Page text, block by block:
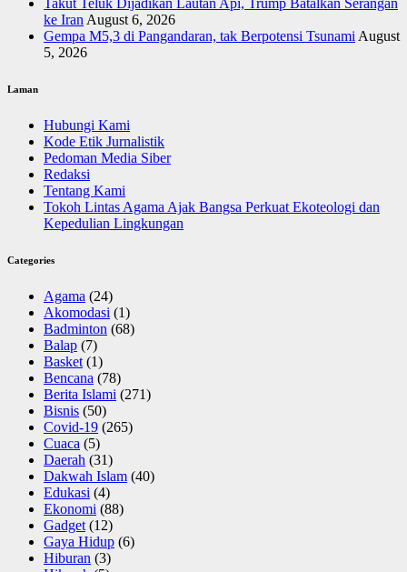
ke Iran August 6, 2026
Gempa M5,3 di Pangandaran, tak Berpotensi Tsunami August
5, 2026
Laman
Hubungi Kami
Kode Etik Jurnalistik
Pedoman Media Siber
Redaksi
Tentang Kami
Tokoh Lintas Agama Ajak Bangsa Perkuat Ekoteologi dan
Kepedulian Lingkungan
Categories
Agama (24)
Akomodasi (1)
Badminton (68)
Balap (7)
Basket (1)
Bencana (78)
Berita Islami (271)
Bisnis (50)
Covid-19 (265)
Cuaca (5)
Daerah (31)
Dakwah Islam (40)
Edukasi (4)
Ekonomi (88)
Gadget (12)
Gaya Hidup (6)
Hiburan (3)